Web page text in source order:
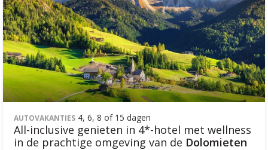
AUTOVAKANTIES 4, 6, 8 of 15 dagen
All-inclusive genieten in 4*-hotel met wellness
in de prachtige omgeving van de Dolomieten